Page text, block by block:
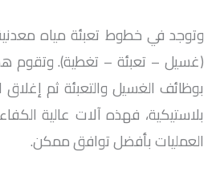
وتوجد في خطوط تعبئة مياه
(غسيل – تعبئة – تغطية). وتقوم هذه
بوظائف الغسيل والتعبئة ثم إغلاق
بلاستيكية، فهذه آلات عالية
العمليات بأفضل توافق ممكن.